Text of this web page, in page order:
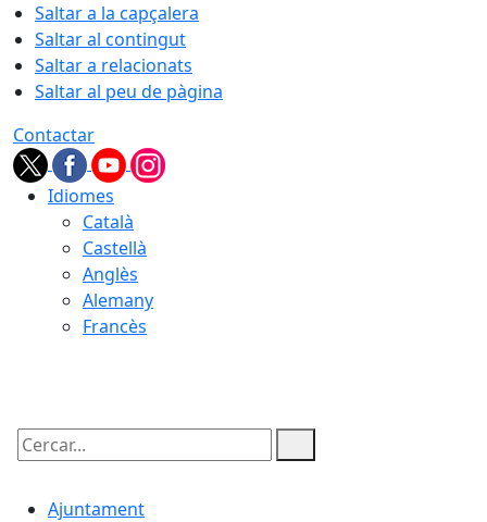
Saltar a la capçalera
Saltar al contingut
Saltar a relacionats
Saltar al peu de pàgina
Contactar
Idiomes
Català
Castellà
Anglès
Alemany
Francès
Cercar:
Ajuntament